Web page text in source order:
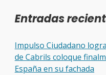
Entradas
Impulso Ciudadano
de Cabrils coloque
España en su fachada